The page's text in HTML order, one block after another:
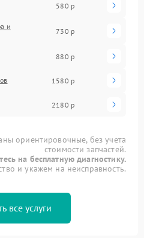
580 р
и
730 р
880 р
1580 р
2180 р
ориентировочные, без учета
стоимости запчастей.
на бесплатную диагностику.
и укажем на неисправность.
все услуги